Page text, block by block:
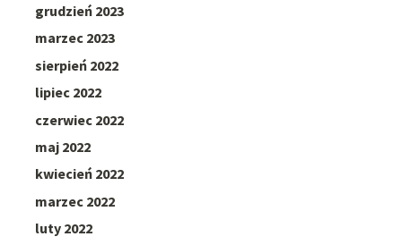
grudzień 2023
marzec 2023
sierpień 2022
lipiec 2022
czerwiec 2022
maj 2022
kwiecień 2022
marzec 2022
luty 2022